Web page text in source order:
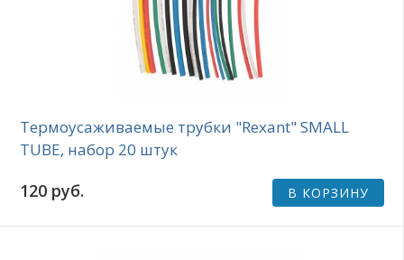
Термоусаживаемые трубки "Rexant" SMALL
TUBE, набор 20 штук
120 руб. В КОРЗИНУ